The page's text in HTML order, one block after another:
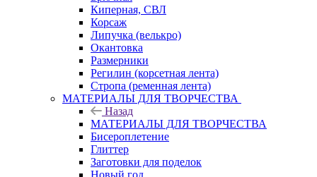
Киперная, СВЛ
Корсаж
Липучка (велькро)
Окантовка
Размерники
Регилин (корсетная лента)
Стропа (ременная лента)
МАТЕРИАЛЫ ДЛЯ ТВОРЧЕСТВА
Назад
МАТЕРИАЛЫ ДЛЯ ТВОРЧЕСТВА
Бисероплетение
Глиттер
Заготовки для поделок
Новый год